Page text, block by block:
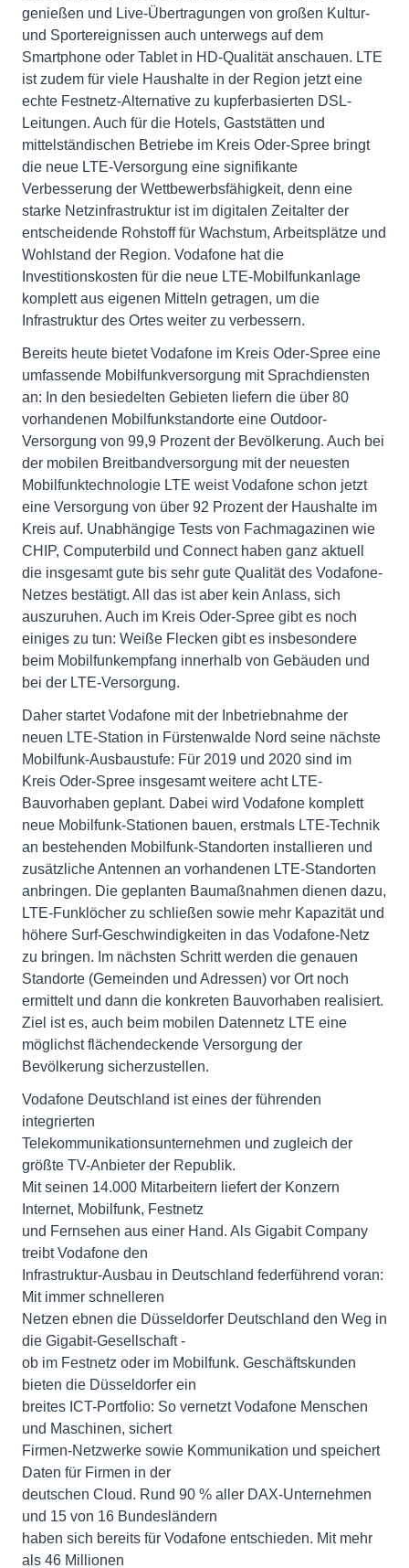
genießen und Live-Übertragungen von großen Kultur-
und Sportereignissen auch unterwegs auf dem
Smartphone oder Tablet in HD-Qualität anschauen. LTE
ist zudem für viele Haushalte in der Region jetzt eine
echte Festnetz-Alternative zu kupferbasierten DSL-
Leitungen. Auch für die Hotels, Gaststätten und
mittelständischen Betriebe im Kreis Oder-Spree bringt
die neue LTE-Versorgung eine signifikante
Verbesserung der Wettbewerbsfähigkeit, denn eine
starke Netzinfrastruktur ist im digitalen Zeitalter der
entscheidende Rohstoff für Wachstum, Arbeitsplätze und
Wohlstand der Region. Vodafone hat die
Investitionskosten für die neue LTE-Mobilfunkanlage
komplett aus eigenen Mitteln getragen, um die
Infrastruktur des Ortes weiter zu verbessern.
Bereits heute bietet Vodafone im Kreis Oder-Spree eine
umfassende Mobilfunkversorgung mit Sprachdiensten
an: In den besiedelten Gebieten liefern die über 80
vorhandenen Mobilfunkstandorte eine Outdoor-
Versorgung von 99,9 Prozent der Bevölkerung. Auch bei
der mobilen Breitbandversorgung mit der neuesten
Mobilfunktechnologie LTE weist Vodafone schon jetzt
eine Versorgung von über 92 Prozent der Haushalte im
Kreis auf. Unabhängige Tests von Fachmagazinen wie
CHIP, Computerbild und Connect haben ganz aktuell
die insgesamt gute bis sehr gute Qualität des Vodafone-
Netzes bestätigt. All das ist aber kein Anlass, sich
auszuruhen. Auch im Kreis Oder-Spree gibt es noch
einiges zu tun: Weiße Flecken gibt es insbesondere
beim Mobilfunkempfang innerhalb von Gebäuden und
bei der LTE-Versorgung.
Daher startet Vodafone mit der Inbetriebnahme der
neuen LTE-Station in Fürstenwalde Nord seine nächste
Mobilfunk-Ausbaustufe: Für 2019 und 2020 sind im
Kreis Oder-Spree insgesamt weitere acht LTE-
Bauvorhaben geplant. Dabei wird Vodafone komplett
neue Mobilfunk-Stationen bauen, erstmals LTE-Technik
an bestehenden Mobilfunk-Standorten installieren und
zusätzliche Antennen an vorhandenen LTE-Standorten
anbringen. Die geplanten Baumaßnahmen dienen dazu,
LTE-Funklöcher zu schließen sowie mehr Kapazität und
höhere Surf-Geschwindigkeiten in das Vodafone-Netz
zu bringen. Im nächsten Schritt werden die genauen
Standorte (Gemeinden und Adressen) vor Ort noch
ermittelt und dann die konkreten Bauvorhaben realisiert.
Ziel ist es, auch beim mobilen Datennetz LTE eine
möglichst flächendeckende Versorgung der
Bevölkerung sicherzustellen.
Vodafone Deutschland ist eines der führenden
integrierten
Telekommunikationsunternehmen und zugleich der
größte TV-Anbieter der Republik.
Mit seinen 14.000 Mitarbeitern liefert der Konzern
Internet, Mobilfunk, Festnetz
und Fernsehen aus einer Hand. Als Gigabit Company
treibt Vodafone den
Infrastruktur-Ausbau in Deutschland federführend voran:
Mit immer schnelleren
Netzen ebnen die Düsseldorfer Deutschland den Weg in
die Gigabit-Gesellschaft -
ob im Festnetz oder im Mobilfunk. Geschäftskunden
bieten die Düsseldorfer ein
breites ICT-Portfolio: So vernetzt Vodafone Menschen
und Maschinen, sichert
Firmen-Netzwerke sowie Kommunikation und speichert
Daten für Firmen in der
deutschen Cloud. Rund 90 % aller DAX-Unternehmen
und 15 von 16 Bundesländern
haben sich bereits für Vodafone entschieden. Mit mehr
als 46 Millionen